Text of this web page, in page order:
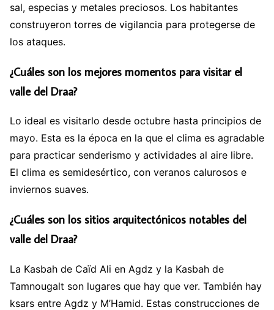
sal, especias y metales preciosos. Los habitantes
construyeron torres de vigilancia para protegerse de
los ataques.
¿Cuáles son los mejores momentos para visitar el
valle del Draa?
Lo ideal es visitarlo desde octubre hasta principios de
mayo. Esta es la época en la que el clima es agradable
para practicar senderismo y actividades al aire libre.
El clima es semidesértico, con veranos calurosos e
inviernos suaves.
¿Cuáles son los sitios arquitectónicos notables del
valle del Draa?
La Kasbah de Caïd Ali en Agdz y la Kasbah de
Tamnougalt son lugares que hay que ver. También hay
ksars entre Agdz y M’Hamid. Estas construcciones de